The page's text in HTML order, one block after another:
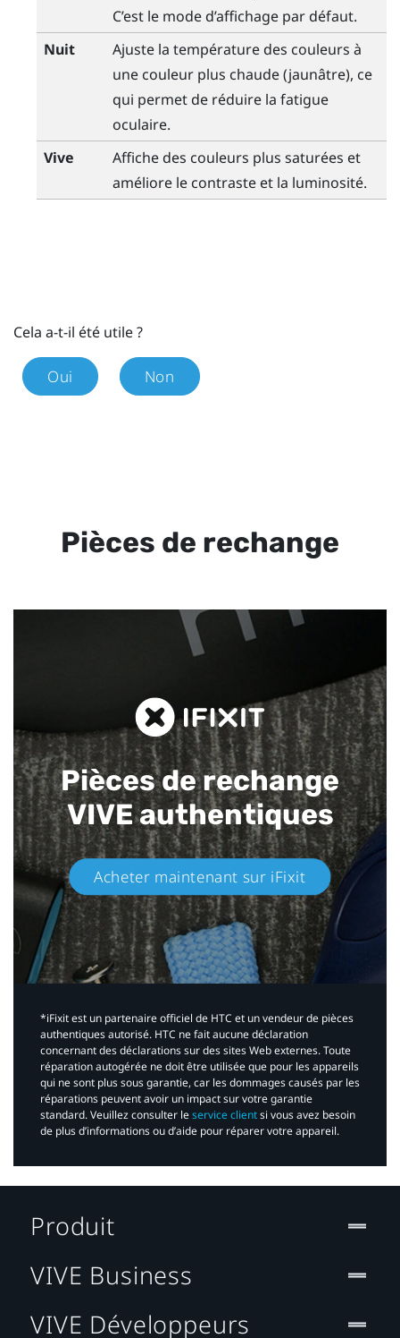
C’est le mode d’affichage par défaut.
Nuit
Ajuste la température des couleurs à
une couleur plus chaude (jaunâtre), ce
qui permet de réduire la fatigue
oculaire.
Vive
Affiche des couleurs plus saturées et
améliore le contraste et la luminosité.
Cela a-t-il été utile ?
Oui Non
Pièces de rechange
Pièces de rechange
VIVE authentiques​
Acheter maintenant sur iFixit​
*iFixit est un partenaire officiel de HTC et un vendeur de pièces
authentiques autorisé. HTC ne fait aucune déclaration
concernant des déclarations sur des sites Web externes. Toute
réparation autogérée ne doit être utilisée que pour les appareils
qui ne sont plus sous garantie, car les dommages causés par les
réparations peuvent avoir un impact sur votre garantie
standard. Veuillez consulter leservice clientsi vous avez besoin
de plus d’informations ou d’aide pour réparer votre appareil.​
Produit
VIVE Business
VIVE Développeurs